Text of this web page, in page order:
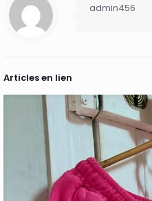
admin456
Articles en lien